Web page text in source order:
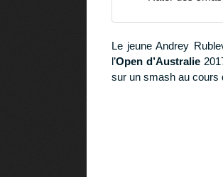
Le jeune Andrey
l’Open d’Australie
sur un smash au cours